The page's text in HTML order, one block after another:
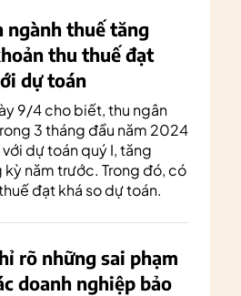
ngành thuế tăng
thu thuế đạt
dự toán
9/4 cho biết, thu ngân
3 tháng đầu năm 2024
với dự toán quý I, tăng
kỳ năm trước. Trong đó, có
đạt khá so dự toán.
rõ những sai phạm
doanh nghiệp bảo